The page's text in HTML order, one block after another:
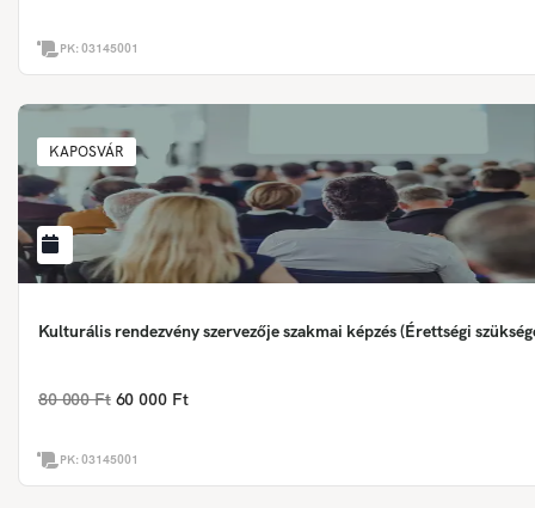
PK:03145001
KAPOSVÁR
Kulturális rendezvény szervezője szakmai képzés (Érettségi
80 000 Ft 60 000 Ft
PK:03145001